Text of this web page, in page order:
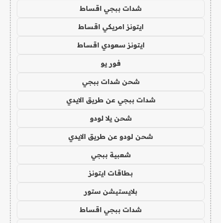
شدات ببجي اقساط
ايتونز امريكي اقساط
ايتونز سعودي اقساط
فور يو
شحن شدات ببجي
شدات ببجي عن طريق الايدي
شحن يلا لودو
شحن لودو عن طريق الايدي
شعبية ببجي
بطاقات ايتونز
بلايستيشن ستور
شدات ببجي اقساط